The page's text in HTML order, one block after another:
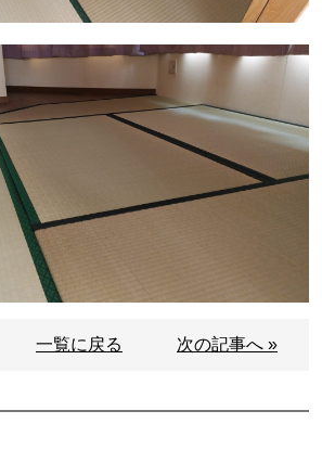
一覧に戻る 次の記事へ »